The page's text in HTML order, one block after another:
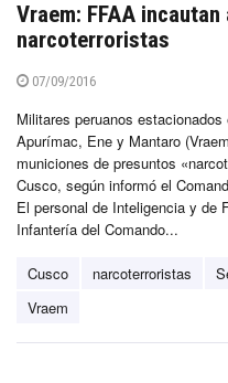
Vraem: FFAA
narcoterroristas
07/09/2016
Militares peruanos
Apurímac, Ene y Mantaro
municiones de presuntos
Cusco, según informó el
El personal de Inteligencia y de
Infantería del Comando...
Cusco narcoterroristas
Vraem